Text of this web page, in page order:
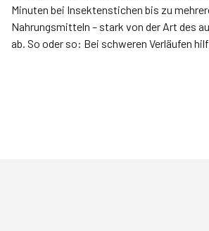
Minuten bei Insektenstichen bis zu
Nahrungsmitteln – stark von der Art des
ab. So oder so: Bei schweren Verläufen